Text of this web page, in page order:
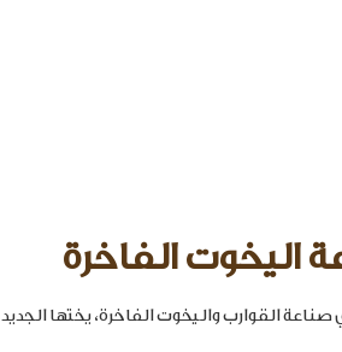
اليخوت الفاخرة
القوارب واليخوت الفاخرة، يختها الجديد